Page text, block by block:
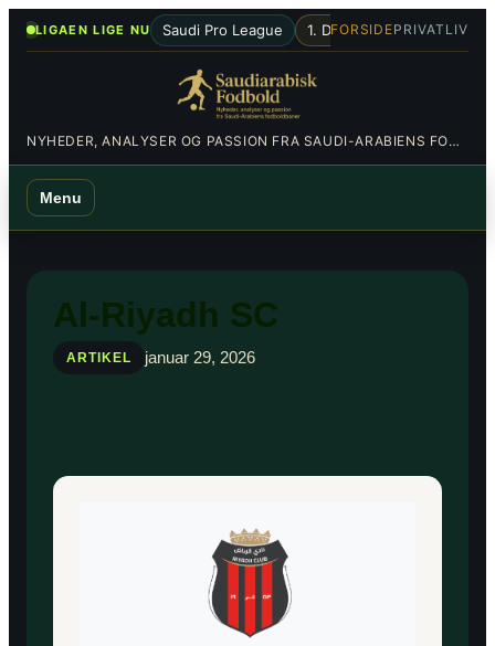
SpringLIGAEN LIGE NU Saudi Pro League 1. Division Al-Hilal•Al-
FORSIDEPRIVATLIV
NYHEDER, ANALYSER OG PASSION FRA SAUDI-ARABIENS FODBOLDBANER
Menu
Al-Riyadh SC
ARTIKEL januar 29, 2026